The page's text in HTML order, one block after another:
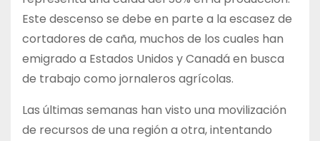
Este descenso se debe en parte a la escasez de
cortadores de caña, muchos de los cuales han
emigrado a Estados Unidos y Canadá en busca
de trabajo como jornaleros agrícolas.
Las últimas semanas han visto una movilización
de recursos de una región a otra, intentando